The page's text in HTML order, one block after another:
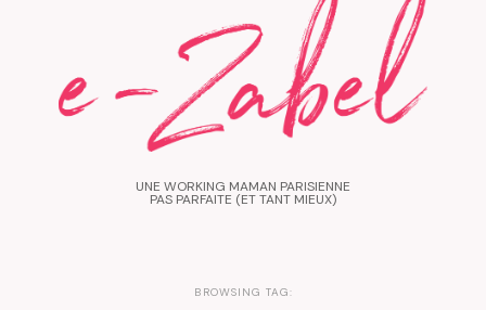
UNE WORKING MAMAN PARISIENNE
PAS PARFAITE (ET TANT MIEUX)
BROWSING TAG: